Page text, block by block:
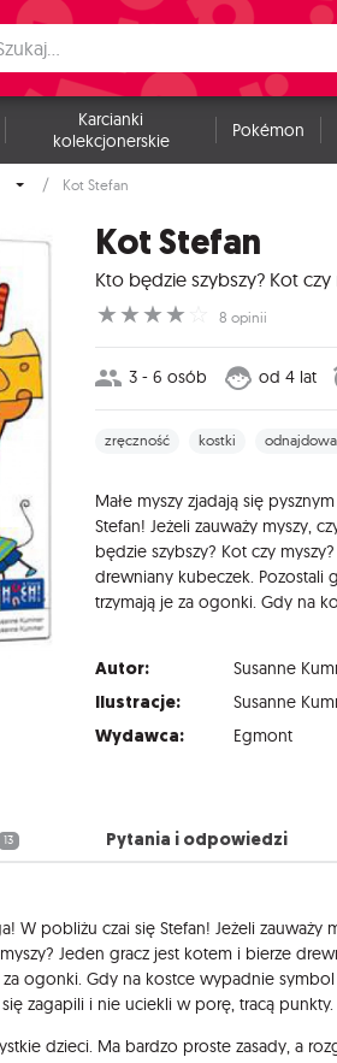
Karcianki
kolekcjonerskie
Pokémon
Kot Stefan
Kot Stefan
Kto będzie szybszy? Kot czy
☆
☆
☆
☆ 8 opinii
3 - 6 osób od 4 lat
zręczność kostki
Małe myszy zjadają się
Stefan! Jeżeli zauważy myszy,
będzie szybszy? Kot czy
drewniany kubeczek. Pozostali
Autor: Susanne
Ilustracje: Susanne
Wydawca: Egmont
13 Pytania i odpowiedzi
W pobliżu czai się Stefan! Jeżeli zauważy
Jeden gracz jest kotem i bierze
za ogonki. Gdy na kostce wypadnie
zagapili i nie uciekli w porę, tracą punkty.
dzieci. Ma bardzo proste zasady, a